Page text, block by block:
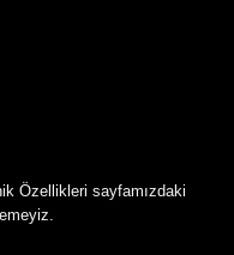
Özellikleri sayfamızdaki